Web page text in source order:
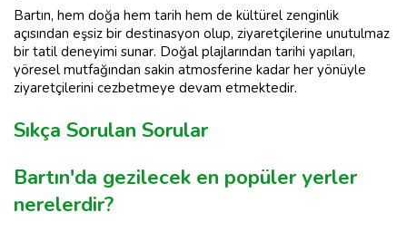
Bartın, hem doğa hem tarih hem de kültürel zenginlik
açısından eşsiz bir destinasyon olup, ziyaretçilerine unutulmaz
bir tatil deneyimi sunar. Doğal plajlarından tarihi yapıları,
yöresel mutfağından sakin atmosferine kadar her yönüyle
ziyaretçilerini cezbetmeye devam etmektedir.
Sıkça Sorulan Sorular
Bartın'da gezilecek en popüler yerler
nerelerdir?